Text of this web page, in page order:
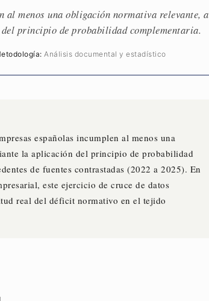
al menos una obligación normativa relevante, a
principio de probabilidad complementaria.
Análisis documental y estadístico
españolas incumplen al menos una
la aplicación del principio de probabilidad
de fuentes contrastadas (2022 a 2025). En
este ejercicio de cruce de datos
real del déficit normativo en el tejido